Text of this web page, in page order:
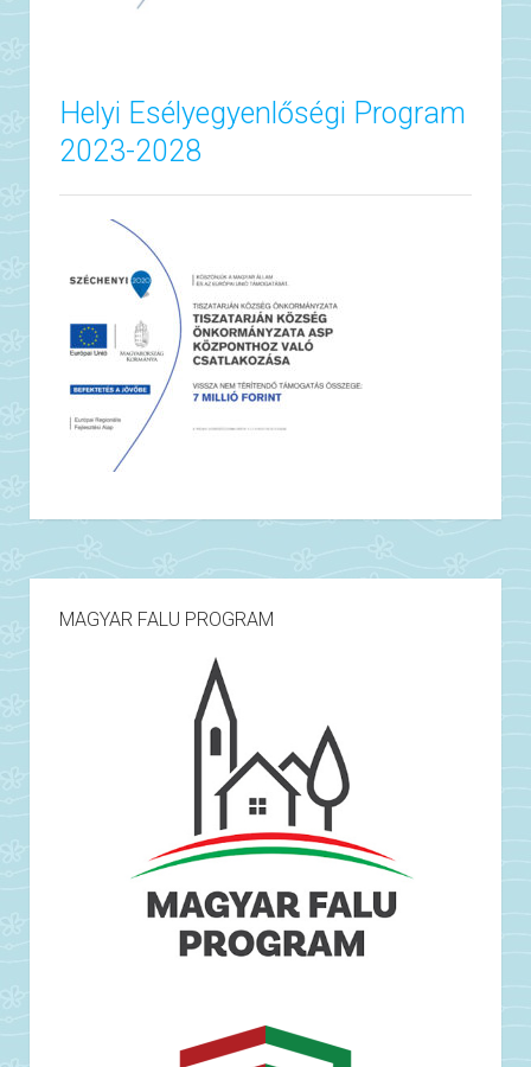
Helyi Esélyegyenlőségi Program
2023-2028
MAGYAR FALU PROGRAM